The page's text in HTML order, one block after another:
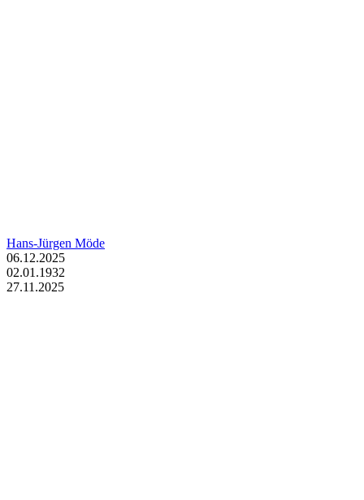
Hans-Jürgen Möde
06.12.2025
02.01.1932
27.11.2025